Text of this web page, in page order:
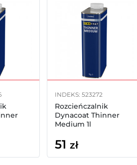
INDEKS: 523272
Rozcieńczalnik
Dynacoat Thinner
Medium 1l
51 zł